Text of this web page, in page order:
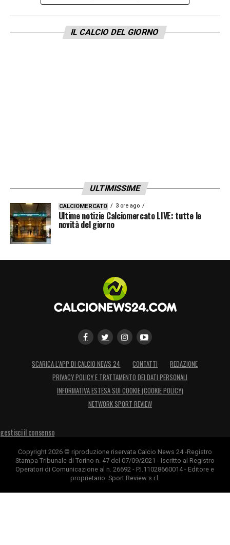
IL CALCIO DEL GIORNO
ULTIMISSIME
CALCIOMERCATO 3 ore ago
Ultime notizie Calciomercato LIVE: tutte le
novità del giorno
SCARICA L’APP DI CALCIO NEWS 24 CONTATTI
REDAZIONE
PRIVACY POLICY E TRATTAMENTO DEI DATI PERSONALI
INFORMATIVA ESTESA SUI COOKIE (COOKIE POLICY)
NETWORK SPORT REVIEW
gestisci il consenso
Copyright 2026 © riproduzione riservata Calcio News 24 -Registro
Stampa Tribunale di Torino n. 47 del 07/09/2021 - Iscritto al Registro
Operatori di Comunicazione al n. 26692 - P.I.11028660014 - Editore e
proprietario: Sport Review s.r.l.